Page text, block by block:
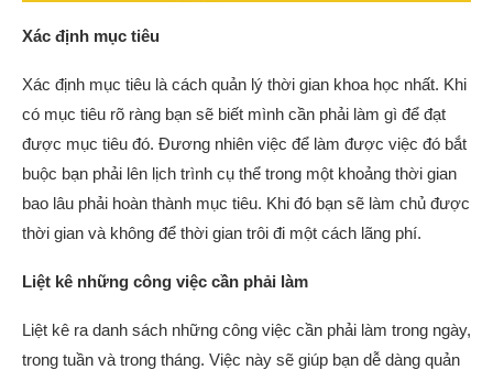
Xác định mục tiêu
Xác định mục tiêu là cách quản lý thời gian khoa học nhất. Khi
có mục tiêu rõ ràng bạn sẽ biết mình cần phải làm gì để đạt
được mục tiêu đó. Đương nhiên việc để làm được việc đó bắt
buộc bạn phải lên lịch trình cụ thể trong một khoảng thời gian
bao lâu phải hoàn thành mục tiêu. Khi đó bạn sẽ làm chủ được
thời gian và không để thời gian trôi đi một cách lãng phí.
Liệt kê những công việc cần phải làm
Liệt kê ra danh sách những công việc cần phải làm trong ngày,
trong tuần và trong tháng. Việc này sẽ giúp bạn dễ dàng quản